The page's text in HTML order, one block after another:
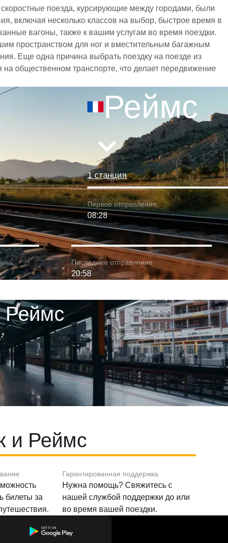
поезда, курсирующие между городами, были
включая несколько классов на выбор, быстрое время в
вагоны, также к вашим услугам во время поездки.
пространством для ног и вместительным багажным
Еще одна причина выбрать поездку на поезде из
общественном транспорте, что делает передвижение
Реймс
1 станция
Первое отправление:
08:28
Последнее отправление:
20:58
Реймс
и Реймс
билеты за
Гарантированная поддержка
Нужна помощь? Свяжитесь с
нашей службой поддержки до или
во время вашей поездки.